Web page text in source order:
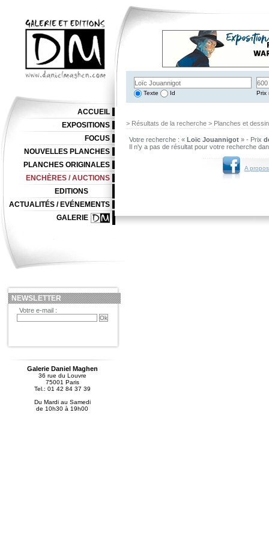
Texte Id Prix
> Résultats de la recherche > Planches et
Votre recherche : « Loïc Jouannigot » - Prix
Il n'y a pas de résultat pour votre recherche
A
ACCUEIL
EXPOSITIONS
FOCUS
NOUVELLES PLANCHES
PLANCHES ORIGINALES
ENCHÈRES / AUCTIONS
EDITIONS
ACTUALITÉS / EVÉNEMENTS
GALERIE
NEWSLETTER
Votre e-mail :
Galerie Daniel Maghen
36 rue du Louvre
75001 Paris
Tel.: 01 42 84 37 39
Du Mardi au Samedi
de 10h30 à 19h00